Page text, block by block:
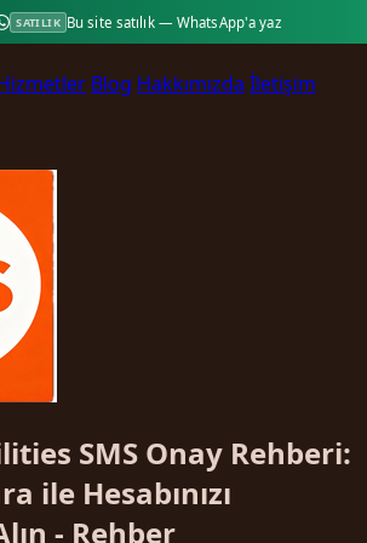
SATILIK Bu site satılık — WhatsApp'a yaz
Blog Hakkımızda İletişim
SMS Onay Rehberi:
ile Hesabınızı
- Rehber